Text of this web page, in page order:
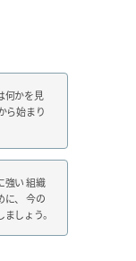
何かを見
ら始まり
強い組織
、
今の
しょう。